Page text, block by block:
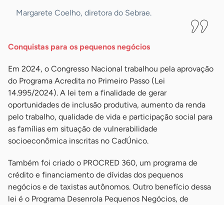
Margarete Coelho, diretora do Sebrae.
Conquistas para os pequenos negócios
Em 2024, o Congresso Nacional trabalhou pela aprovação
do Programa Acredita no Primeiro Passo (Lei
14.995/2024). A lei tem a finalidade de gerar
oportunidades de inclusão produtiva, aumento da renda
pelo trabalho, qualidade de vida e participação social para
as famílias em situação de vulnerabilidade
socioeconômica inscritas no CadÚnico.
Também foi criado o PROCRED 360, um programa de
crédito e financiamento de dívidas dos pequenos
negócios e de taxistas autônomos. Outro benefício dessa
lei é o Programa Desenrola Pequenos Negócios, de